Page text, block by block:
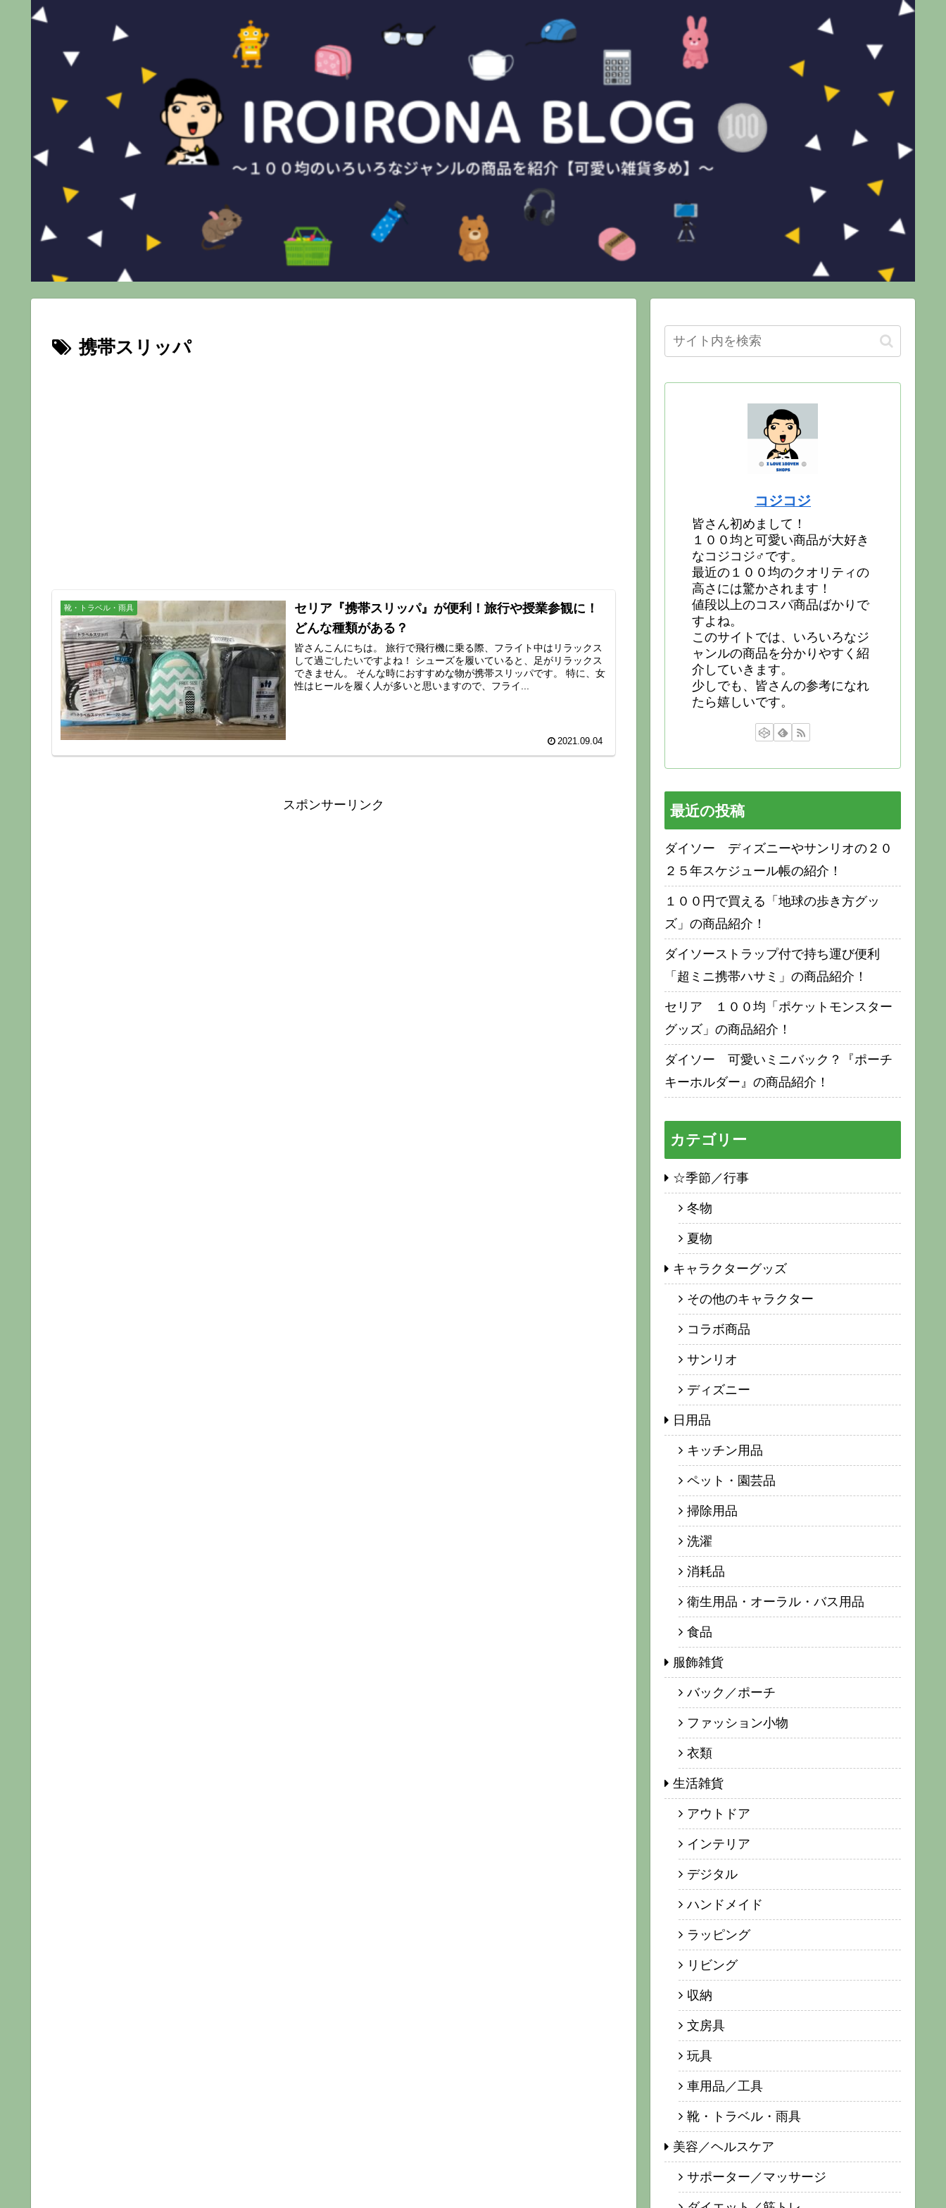
携帯スリッパ
靴・トラベル・雨具
セリア『携帯スリッパ』が便利！旅行や授業参観に！
どんな種類がある？
皆さんこんにちは。 旅行で飛行機に乗る際、フライト中はリラックス
して過ごしたいですよね！ シューズを履いていると、足がリラックス
できません。 そんな時におすすめな物が携帯スリッパです。 特に、女
性はヒールを履く人が多いと思いますので、フライ...
2021.09.04
スポンサーリンク
コジコジ
皆さん初めまして！
１００均と可愛い商品が大好き
なコジコジ♂です。
最近の１００均のクオリティの
高さには驚かされます！
値段以上のコスパ商品ばかりで
すよね。
このサイトでは、いろいろなジ
ャンルの商品を分かりやすく紹
介していきます。
少しでも、皆さんの参考になれ
たら嬉しいです。
最近の投稿
ダイソー ディズニーやサンリオの２０
２５年スケジュール帳の紹介！
１００円で買える「地球の歩き方グッ
ズ」の商品紹介！
ダイソーストラップ付で持ち運び便利
「超ミニ携帯ハサミ」の商品紹介！
セリア １００均「ポケットモンスター
グッズ」の商品紹介！
ダイソー 可愛いミニバック？『ポーチ
キーホルダー』の商品紹介！
カテゴリー
☆季節／行事
冬物
夏物
キャラクターグッズ
その他のキャラクター
コラボ商品
サンリオ
ディズニー
日用品
キッチン用品
ペット・園芸品
掃除用品
洗濯
消耗品
衛生用品・オーラル・バス用品
食品
服飾雑貨
バック／ポーチ
ファッション小物
衣類
生活雑貨
アウトドア
インテリア
デジタル
ハンドメイド
ラッピング
リビング
収納
文房具
玩具
車用品／工具
靴・トラベル・雨具
美容／ヘルスケア
サポーター／マッサージ